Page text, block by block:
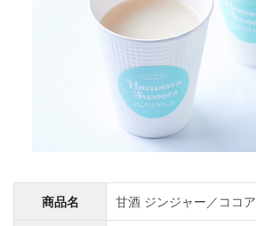
商品名 甘酒 ジンジャー／ココア